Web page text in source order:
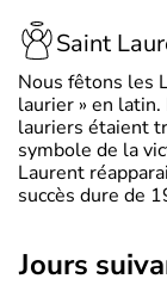
Saint
Nous fêtons les
laurier » en latin.
lauriers étaient
symbole de la
Laurent
succès dure de
jours